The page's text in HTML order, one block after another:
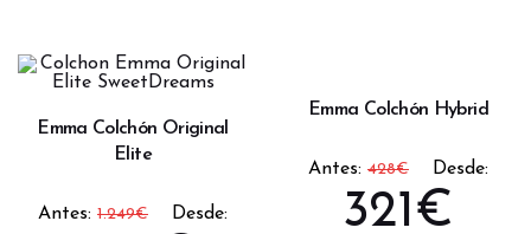
Emma Colchón Original
Elite
Antes: 1.249€ Desde:
Emma Colchón Hybrid
Antes: 428€ Desde:
321€